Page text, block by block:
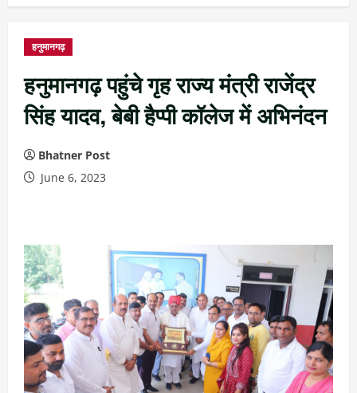
हनुमानगढ़
हनुमानगढ़ पहुंचे गृह राज्य मंत्री राजेंद्र
सिंह यादव, बेबी हैप्पी कॉलेज में अभिनंदन
Bhatner Post
June 6, 2023